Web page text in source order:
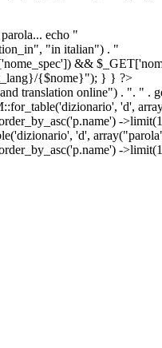
echo "
"in italian") . "
&&
{$nome}"); } } ?>
translation online") . ". " .
'd',
-
'd',
-